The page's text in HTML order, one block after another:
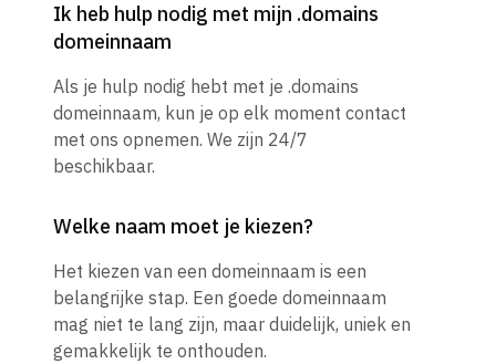
Ik heb hulp nodig met mijn .domains
domeinnaam
Als je hulp nodig hebt met je .domains
domeinnaam, kun je op elk moment contact
met ons opnemen. We zijn 24/7
beschikbaar.
Welke naam moet je kiezen?
Het kiezen van een domeinnaam is een
belangrijke stap. Een goede domeinnaam
mag niet te lang zijn, maar duidelijk, uniek en
gemakkelijk te onthouden.